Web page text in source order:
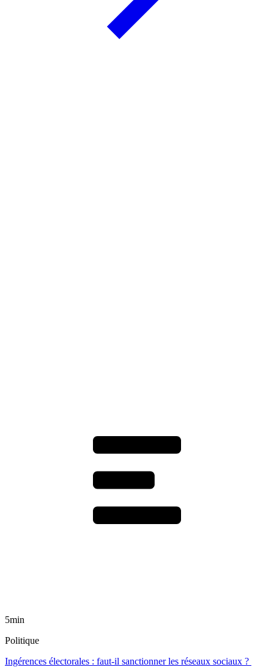
5min
Politique
Ingérences électorales : faut-il sanctionner les réseaux sociaux ?